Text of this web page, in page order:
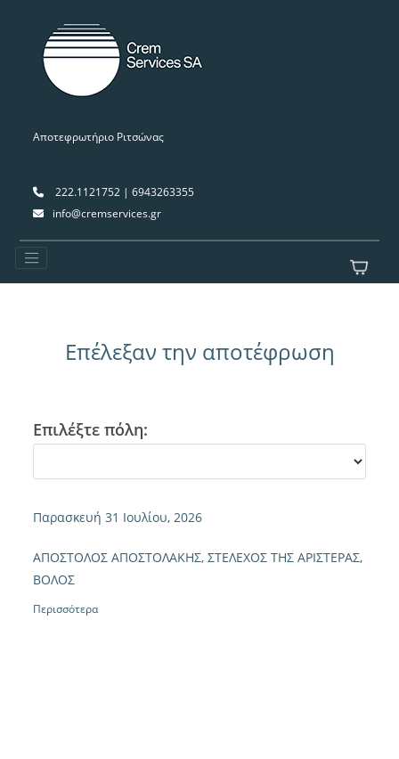
Αποτεφρωτήριο Ριτσώνας
222.1121752 | 6943263355
info@cremservices.gr
Επέλεξαν την αποτέφρωση
Επιλέξτε πόλη:
Παρασκευή 31 Ιουλίου, 2026
ΑΠΟΣΤΟΛΟΣ ΑΠΟΣΤΟΛΑΚΗΣ, ΣΤΕΛΕΧΟΣ ΤΗΣ ΑΡΙΣΤΕΡΑΣ,
ΒΟΛΟΣ
Περισσότερα